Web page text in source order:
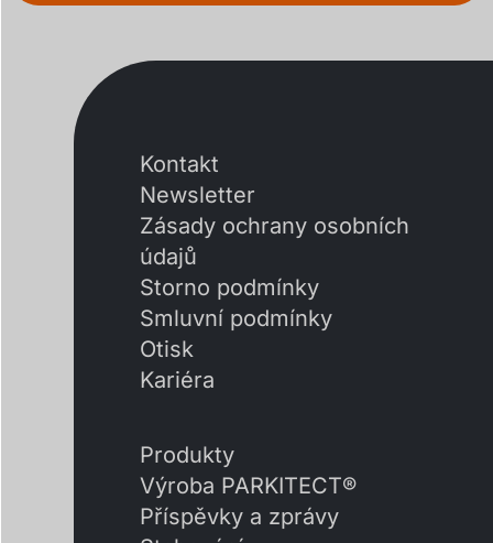
Kontakt
Newsletter
Zásady ochrany osobních
údajů
Storno podmínky
Smluvní podmínky
Otisk
Kariéra
Produkty
Výroba PARKITECT®
Příspěvky a zprávy